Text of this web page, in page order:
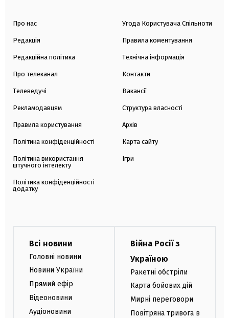
Про нас
Редакція
Редакційна політика
Про телеканал
Телеведучі
Рекламодавцям
Правила користування
Політика конфіденційності
Політика використання
штучного інтелекту
Політика конфіденційності
додатку
Угода Користувача Спільноти
Правила коментування
Технічна інформація
Контакти
Вакансії
Структура власності
Архів
Карта сайту
Ігри
Всі новини
Головні новини
Новини України
Прямий ефір
Відеоновини
Аудіоновини
Війна Росії з
Україною
Ракетні обстріли
Карта бойових дій
Мирні переговори
Повітряна тривога в